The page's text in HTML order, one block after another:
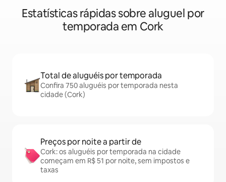
Estatísticas rápidas sobre aluguel por
temporada em Cork
Total de aluguéis por temporada
Confira 750 aluguéis por temporada nesta
cidade (Cork)
Preços por noite a partir de
Cork: os aluguéis por temporada na cidade
começam em R$ 51 por noite, sem impostos e
taxas